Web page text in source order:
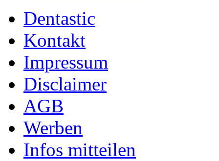
Dentastic
Kontakt
Impressum
Disclaimer
AGB
Werben
Infos mitteilen